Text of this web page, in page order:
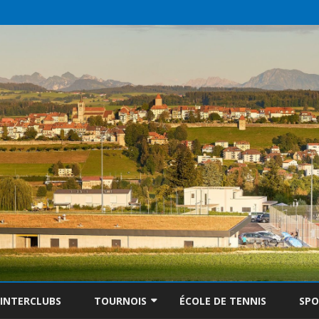
INTERCLUBS TOURNOIS ÉCOLE DE TENNIS